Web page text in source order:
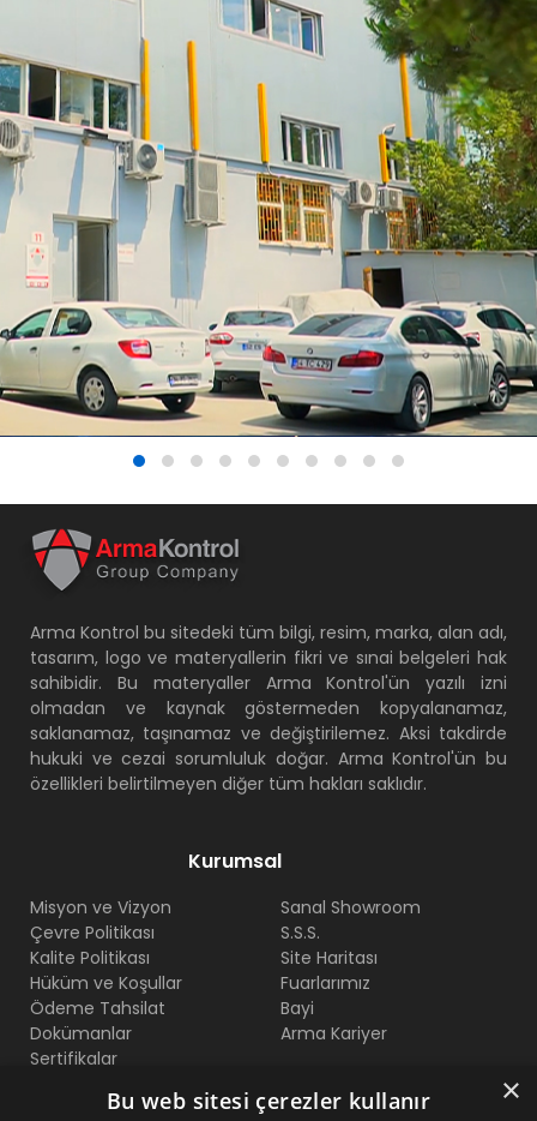
Arma Kontrol bu sitedeki tüm bilgi, resim, marka, alan adı,
tasarım, logo ve materyallerin fikri ve sınai belgeleri hak
sahibidir. Bu materyaller Arma Kontrol'ün yazılı izni
olmadan ve kaynak göstermeden kopyalanamaz,
saklanamaz, taşınamaz ve değiştirilemez. Aksi takdirde
hukuki ve cezai sorumluluk doğar. Arma Kontrol'ün bu
özellikleri belirtilmeyen diğer tüm hakları saklıdır.
Kurumsal
Misyon ve Vizyon
Çevre Politikası
Kalite Politikası
Hüküm ve Koşullar
Ödeme Tahsilat
Dokümanlar
Sertifikalar
Sanal Showroom
S.S.S.
Site Haritası
Fuarlarımız
Bayi
Arma Kariyer
×
Bu web sitesi çerezler kullanır